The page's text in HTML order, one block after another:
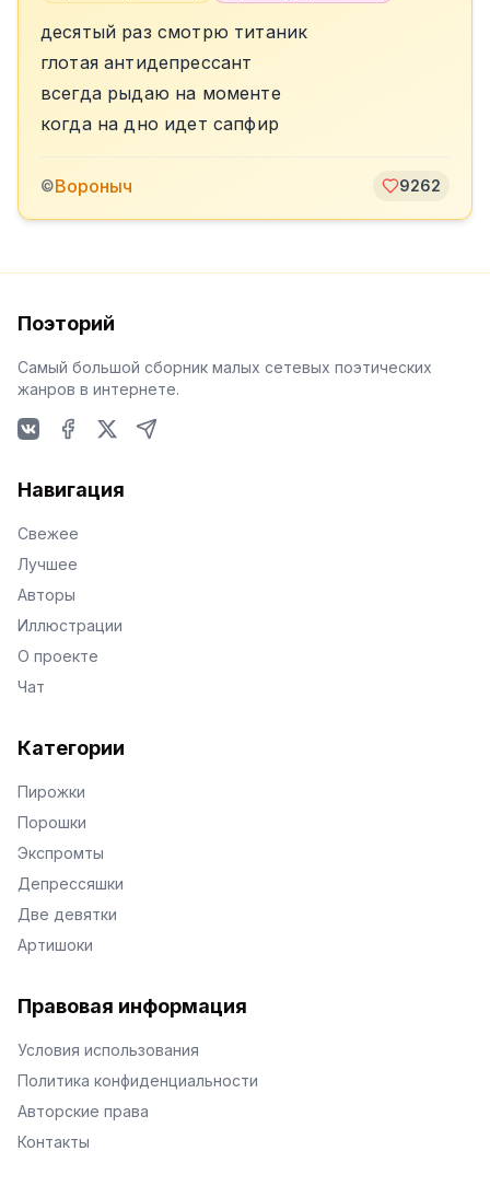
десятый раз смотрю титаник
глотая антидепрессант
всегда рыдаю на моменте
когда на дно идет сапфир
©Вороныч 9262
Поэторий
Самый большой сборник малых сетевых поэтических
жанров в интернете.
Навигация
Свежее
Лучшее
Авторы
Иллюстрации
О проекте
Чат
Категории
Пирожки
Порошки
Экспромты
Депрессяшки
Две девятки
Артишоки
Правовая информация
Условия использования
Политика конфиденциальности
Авторские права
Контакты